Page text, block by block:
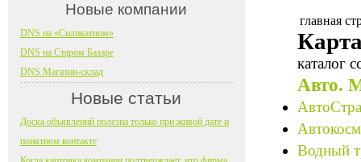
главная
каталог
Авто.
Водный
Новые компании
DNS на «Силикатном»
DNS на Старом Базаре
DNS Магазин-склад
Новые статьи
Доска объявлений полезна только при живой дате и
понятном контакте